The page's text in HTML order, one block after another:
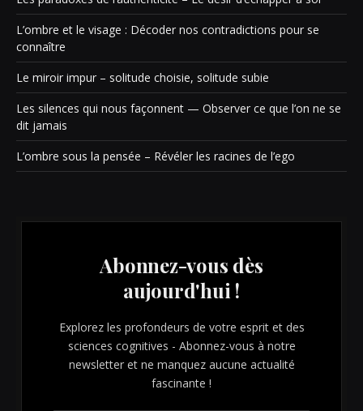
L’ombre et le visage : Décoder nos contradictions pour se
connaître
Le miroir impur – solitude choisie, solitude subie
Les silences qui nous façonnent — Observer ce que l’on ne se
dit jamais
L’ombre sous la pensée – Révéler les racines de l’ego
Abonnez-vous dès
aujourd'hui !
Explorez les profondeurs de votre esprit et des
sciences cognitives - Abonnez-vous à notre
newsletter et ne manquez aucune actualité
fascinante !